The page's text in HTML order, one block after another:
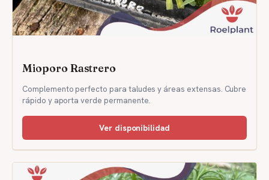
Mioporo Rastrero
Complemento perfecto para taludes y áreas extensas. Cubre
rápido y aporta verde permanente.
Ver disponibilidad